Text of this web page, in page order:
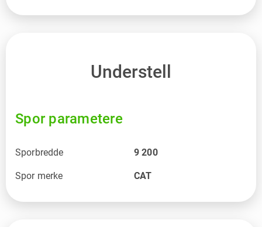
Understell
Spor parametere
Sporbredde 9 200
Spor merke CAT